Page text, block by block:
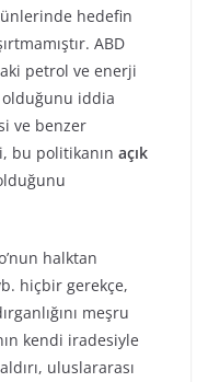
hedefin
ABD
petrol ve enerji
olduğunu iddia
ve benzer
bu politikanın açık
halktan
hiçbir gerekçe,
meşru
kendi iradesiyle
uluslararası